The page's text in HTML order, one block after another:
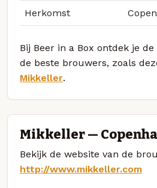
Herkomst
Bij Beer in a Box ontdek je
de beste brouwers, zoals
Mikkeller.
Mikkeller —
Bekijk de website van de
http://www.mikkeller.com